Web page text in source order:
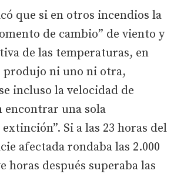
que si en otros incendios la
de cambio” de viento y
de las temperaturas, en
produjo ni uno ni otra,
incluso la velocidad de
encontrar una sola
Si a las 23 horas del
afectada rondaba las 2.000
horas después superaba las